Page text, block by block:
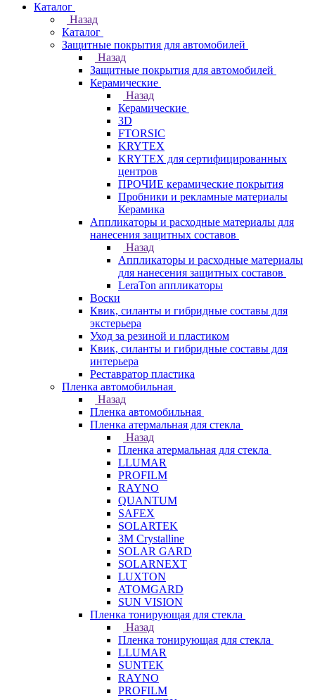
Каталог
Назад
Каталог
Защитные покрытия для автомобилей
Назад
Защитные покрытия для автомобилей
Керамические
Назад
Керамические
3D
FTORSIC
KRYTEX
KRYTEX для сертифицированных
центров
ПРОЧИЕ керамические покрытия
Пробники и рекламные материалы
Керамика
Аппликаторы и расходные материалы для
нанесения защитных составов
Назад
Аппликаторы и расходные материалы
для нанесения защитных составов
LeraTon аппликаторы
Воски
Квик, силанты и гибридные составы для
экстерьера
Уход за резиной и пластиком
Квик, силанты и гибридные составы для
интерьера
Реставратор пластика
Пленка автомобильная
Назад
Пленка автомобильная
Пленка атермальная для стекла
Назад
Пленка атермальная для стекла
LLUMAR
PROFILM
RAYNO
QUANTUM
SAFEX
SOLARTEK
3M Crystalline
SOLAR GARD
SOLARNEXT
LUXTON
ATOMGARD
SUN VISION
Пленка тонирующая для стекла
Назад
Пленка тонирующая для стекла
LLUMAR
SUNTEK
RAYNO
PROFILM